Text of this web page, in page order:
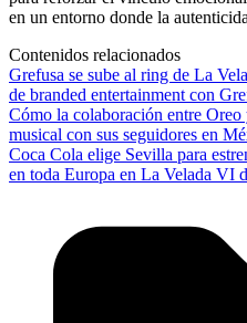
en un entorno donde la
Contenidos relacionados
Grefusa se sube al ring de La
de branded entertainment con
Cómo la colaboración entre
musical con sus seguidores en
Coca Cola elige Sevilla para
en toda Europa en La Velada VI